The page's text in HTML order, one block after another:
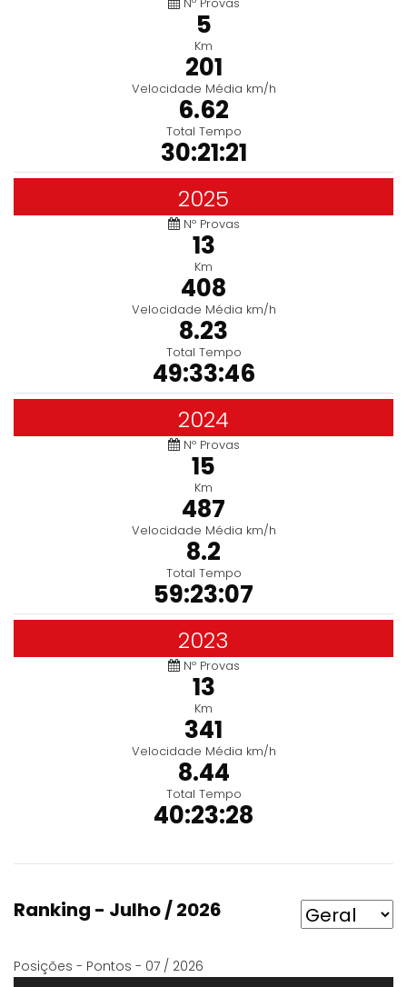
5
Km
201
Velocidade Média km/h
6.62
Total Tempo
30:21:21
2025
Nº Provas
13
Km
408
Velocidade Média km/h
8.23
Total Tempo
49:33:46
2024
Nº Provas
15
Km
487
Velocidade Média km/h
8.2
Total Tempo
59:23:07
2023
Nº Provas
13
Km
341
Velocidade Média km/h
8.44
Total Tempo
40:23:28
Ranking - Julho / 2026
Posições - Pontos - 07 / 2026